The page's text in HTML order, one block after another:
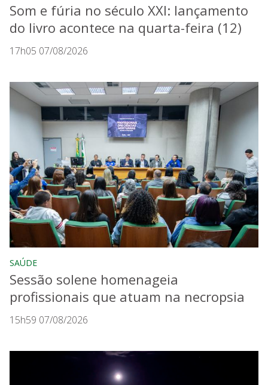
Som e fúria no século XXI: lançamento
do livro acontece na quarta-feira (12)
17h05 07/08/2026
SAÚDE
Sessão solene homenageia
profissionais que atuam na necropsia
15h59 07/08/2026